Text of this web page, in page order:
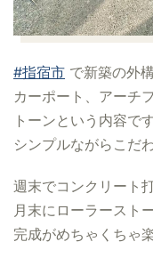
#指宿市 で新築の外
カーポート、アーチ
トーンという内容で
シンプルながらこだ
週末でコンクリート
月末にローラースト
完成がめちゃくちゃ